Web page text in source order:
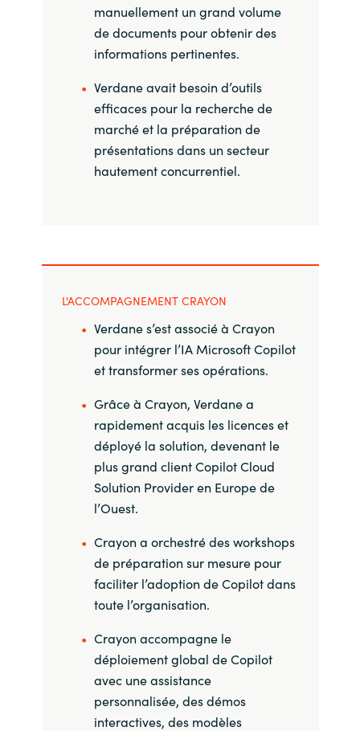
Slovenia
Singapore
Spain
Switzerland
Ukraine
United Kingdom
manuellement un grand volume
de documents pour obtenir des
informations pertinentes.
Verdane avait besoin d’outils
efficaces pour la recherche de
marché et la préparation de
présentations dans un secteur
hautement concurrentiel.
L'ACCOMPAGNEMENT CRAYON
Verdane s’est associé à Crayon
pour intégrer l’IA Microsoft Copilot
et transformer ses opérations.
Grâce à Crayon, Verdane a
rapidement acquis les licences et
déployé la solution, devenant le
plus grand client Copilot Cloud
Solution Provider en Europe de
l’Ouest.
Crayon a orchestré des workshops
de préparation sur mesure pour
faciliter l’adoption de Copilot dans
toute l’organisation.
Crayon accompagne le
déploiement global de Copilot
avec une assistance
personnalisée, des démos
interactives, des modèles